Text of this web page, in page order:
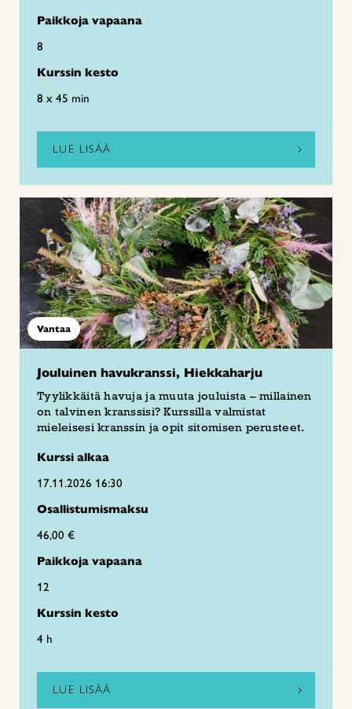
Paikkoja vapaana
8
Kurssin kesto
8 x 45 min
LUE LISÄÄ
Vantaa
Jouluinen havukranssi, Hiekkaharju
Tyylikkäitä havuja ja muuta jouluista – millainen
on talvinen kranssisi? Kurssilla valmistat
mieleisesi kranssin ja opit sitomisen perusteet.
Kurssi alkaa
17.11.2026 16:30
Osallistumismaksu
46,00 €
Paikkoja vapaana
12
Kurssin kesto
4 h
LUE LISÄÄ